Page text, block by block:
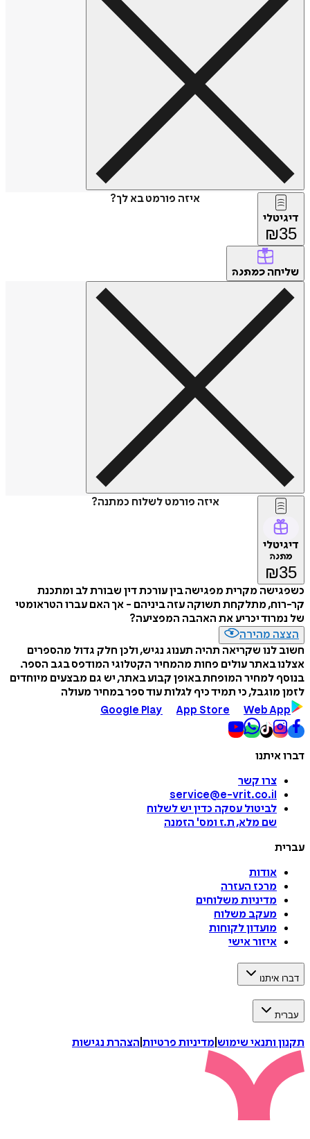
איזה פורמט בא לך?
דיגיטלי
₪35
שליחה כמתנה
איזה פורמט לשלוח כמתנה?
דיגיטלי
מתנה
₪35
כשפגישה מקרית מפגישה בין עורכת דין שבורת לב ומתכנת
קר-רוח, מתלקחת תשוקה עזה ביניהם - אך האם עברו הטראומטי
של נמרוד יכריע את האהבה המפציעה?
הצצה מהירה
חשוב לנו שקריאה תהיה תענוג נגיש, ולכן חלק גדול מהספרים
אצלנו באתר עולים פחות מהמחיר הקטלוגי המודפס בגב הספר.
בנוסף למחיר המופחת באופן קבוע באתר, יש גם מבצעים מיוחדים
לזמן מוגבל, כי תמיד כיף לגלות עוד ספר במחיר מעולה
Google Play
App Store Web App
דברו איתנו
צרו קשר
service@e-vrit.co.il
לביטול עסקה כדין יש לשלוח
שם מלא, ת.ז ומס' הזמנה
עברית
אודות
מרכז העזרה
מדיניות משלוחים
מעקב משלוח
מועדון לקוחות
איזור אישי
דברו איתנו
עברית
תקנון ותנאי שימוש מדיניות פרטיות הצהרת נגישות